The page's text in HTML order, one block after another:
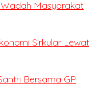
Masyarakat
Sirkular Lewat
Bersama GP